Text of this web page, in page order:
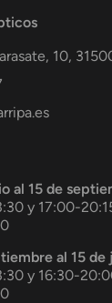
10,
al 15 de
y 17:00-
al 15 de
y 16:30-